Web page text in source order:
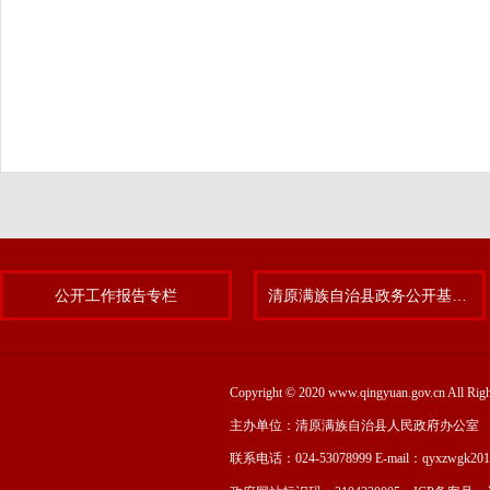
公开工作报告专栏
Copyright © 2020 www.qingyuan.gov.cn All
主办单位：清原满族自治县人民政府办公室
联系电话：024-53078999 E-mail：